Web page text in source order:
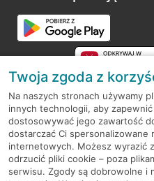
RODO
Regulamin serwisu
Mapa serwisu
Twoja zgoda z
Na naszych stronach używamy
innych technologii, aby
dostosowywać jego zawartość
dostarczać Ci spersonalizowane
internetowych. Możesz wyrazić
odrzucić pliki cookie – poza
serwisu. Zgody są dobrowolne i